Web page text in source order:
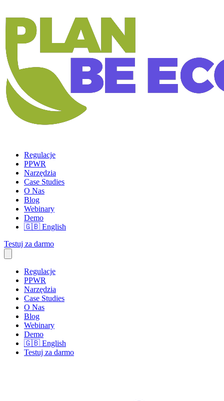
Regulacje
PPWR
Narzędzia
Case Studies
O Nas
Blog
Webinary
Demo
🇬🇧 English
Testuj za darmo
Regulacje
PPWR
Narzędzia
Case Studies
O Nas
Blog
Webinary
Demo
🇬🇧 English
Testuj za darmo